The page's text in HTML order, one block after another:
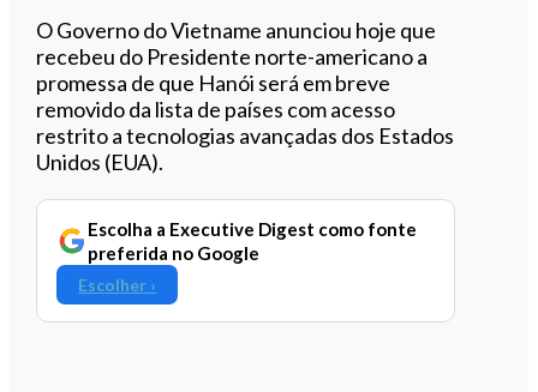
Ouvir este artigo
O Governo do Vietname anunciou hoje que
recebeu do Presidente norte-americano a
promessa de que Hanói será em breve
removido da lista de países com acesso
restrito a tecnologias avançadas dos Estados
Unidos (EUA).
Escolha a Executive Digest como fonte
preferida no Google
Escolher ›